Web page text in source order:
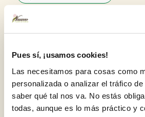
Pues sí, ¡usamos cookies!
Las necesitamos para cosas como
personalizada o analizar el tráfico
saber qué tal nos va. No estás
todas, aunque es lo más práctico y
En Flores Navarro, nos
con la excelencia se refleja en cada
seleccionadas cuidadosamente y
para garantizar su frescura y óptimo
destino.
Recoge gratis en tienda con
Compra online y elige la tienda
pedido cuando te vaya bien.